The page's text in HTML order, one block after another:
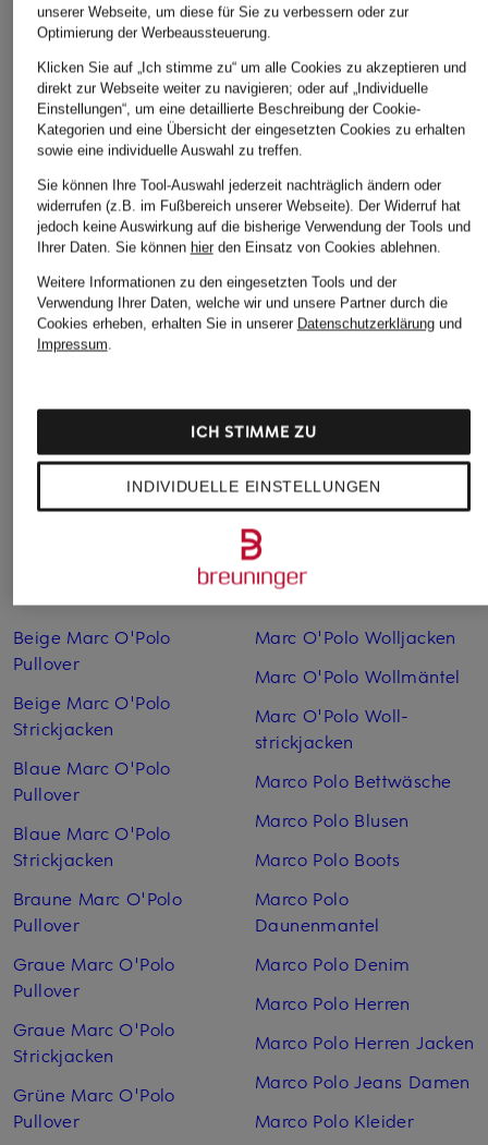
Marc O'Polo
Marlenehose
Bestpreis:53,99 €
Ursprünglich:129,95 €
+Aktionsrabatt
RAFFAELLO ROSSI
7/8-Hose OLESSA
119,99 €
+Aktionsrabatt
PAS NORMAL
Hose OFF-RACE
149,99 €
Beige Marc O'Polo
Pullover
Beige Marc O'Polo
Strickjacken
Blaue Marc O'Polo
Pullover
Blaue Marc O'Polo
Strickjacken
Braune Marc O'Polo
Pullover
Graue Marc O'Polo
Pullover
Graue Marc O'Polo
Strickjacken
Grüne Marc O'Polo
Pullover
Marc O'Polo Woll­jacken
Marc O'Polo Woll­mäntel
Marc O'Polo Woll­
strickjacken
Marco Polo Bettwäsche
Marco Polo Blusen
Marco Polo Boots
Marco Polo
Daunenmantel
Marco Polo Denim
Marco Polo Herren
Marco Polo Herren Jacken
Marco Polo Jeans Damen
Marco Polo Kleider
unserer Webseite, um diese für Sie zu verbessern oder zur
Optimierung der Werbeaussteuerung.
Klicken Sie auf „Ich stimme zu“ um alle Cookies zu akzeptieren und
direkt zur Webseite weiter zu navigieren; oder auf „Individuelle
Einstellungen“, um eine detaillierte Beschreibung der Cookie-
Kategorien und eine Übersicht der eingesetzten Cookies zu erhalten
sowie eine individuelle Auswahl zu treffen.
Sie können Ihre Tool-Auswahl jederzeit nachträglich ändern oder
widerrufen (z.B. im Fußbereich unserer Webseite). Der Widerruf hat
jedoch keine Auswirkung auf die bisherige Verwendung der Tools und
Ihrer Daten. Sie können hierden Einsatz von Cookies ablehnen.
Weitere Informationen zu den eingesetzten Tools und der
Verwendung Ihrer Daten, welche wir und unsere Partner durch die
Cookies erheben, erhalten Sie in unserer Datenschutzerklärungund
Impressum.
INDIVIDUELLE EINSTELLUNGEN
ICH STIMME ZU